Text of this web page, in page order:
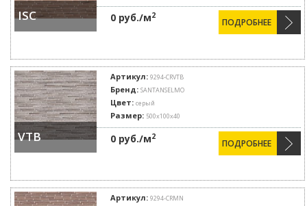
ISC 0 руб./м2
ПОДРОБНЕЕ
VTB
Артикул: 9294-CRVTB
Бренд: SANTANSELMO
Цвет: серый
Размер: 500х100х40
0 руб./м2
ПОДРОБНЕЕ
Артикул: 9294-CRMN